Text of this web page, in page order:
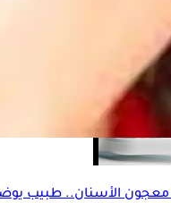
تكشف علاقة صحة الفم
الأسنان.. طبيب